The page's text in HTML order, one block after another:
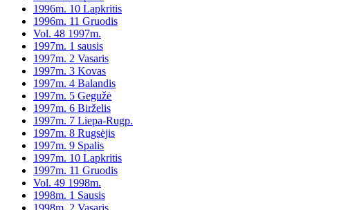
1996m. 10 Lapkritis
1996m. 11 Gruodis
Vol. 48 1997m.
1997m. 1 sausis
1997m. 2 Vasaris
1997m. 3 Kovas
1997m. 4 Balandis
1997m. 5 Gegužė
1997m. 6 Birželis
1997m. 7 Liepa-Rugp.
1997m. 8 Rugsėjis
1997m. 9 Spalis
1997m. 10 Lapkritis
1997m. 11 Gruodis
Vol. 49 1998m.
1998m. 1 Sausis